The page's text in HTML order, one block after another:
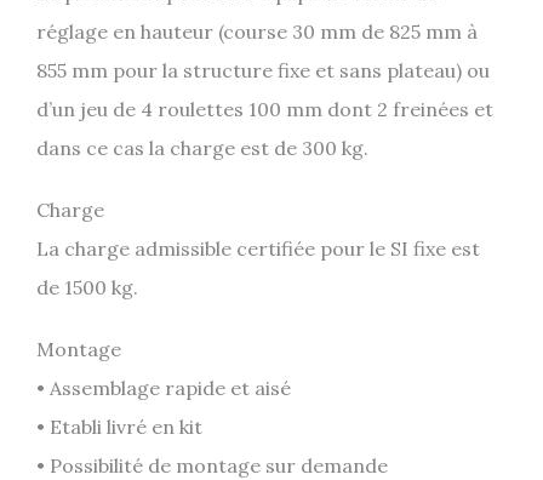
réglage en hauteur (course 30 mm de 825 mm à
855 mm pour la structure fixe et sans plateau) ou
d’un jeu de 4 roulettes 100 mm dont 2 freinées et
dans ce cas la charge est de 300 kg.
Charge
La charge admissible certifiée pour le SI fixe est
de 1500 kg.
Montage
• Assemblage rapide et aisé
• Etabli livré en kit
• Possibilité de montage sur demande